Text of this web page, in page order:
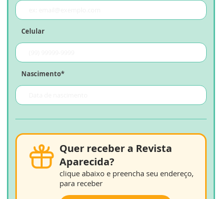
Celular
Nascimento*
Quer receber a Revista
Aparecida?
clique abaixo e preencha seu endereço,
para receber